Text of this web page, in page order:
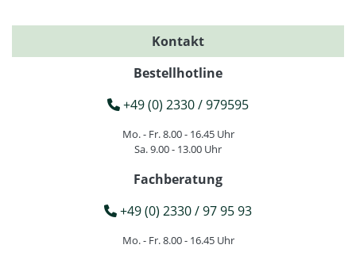
Kontakt
Bestellhotline
+49 (0) 2330 / 979595
Mo. - Fr. 8.00 - 16.45 Uhr
Sa. 9.00 - 13.00 Uhr
Fachberatung
+49 (0) 2330 / 97 95 93
Mo. - Fr. 8.00 - 16.45 Uhr